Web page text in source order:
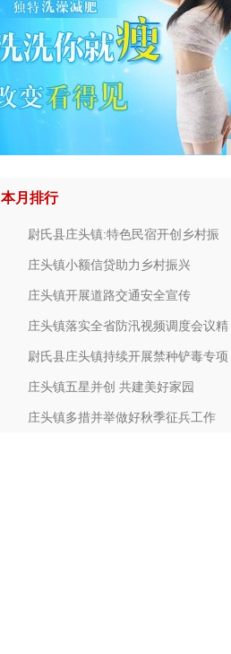
本月排行
尉氏县庄头镇:特色民宿开创乡村振
庄头镇小额信贷助力乡村振兴
庄头镇开展道路交通安全宣传
庄头镇落实全省防汛视频调度会议精
尉氏县庄头镇持续开展禁种铲毒专项
庄头镇五星并创 共建美好家园
庄头镇多措并举做好秋季征兵工作